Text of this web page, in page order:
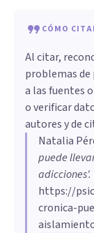
CÓMO
Al citar,
problemas
a las fuentes
o verificar
autores y de
Natalia
puede
adicciones'.
https://
cronica-